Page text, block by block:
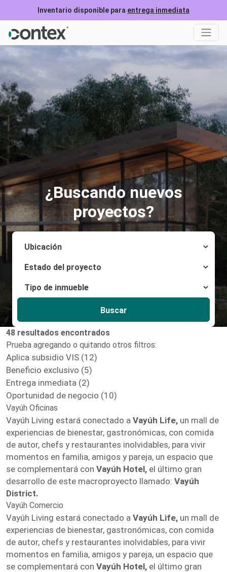
Inventario disponible para entrega inmediata
¿Buscando nuevos
proyectos?
Buscar
48 resultados encontrados
Prueba agregando o quitando otros filtros:
Aplica subsidio VIS (12)
Beneficio exclusivo (5)
Entrega inmediata (2)
Oportunidad de negocio (10)
Vayúh Oficinas
Vayúh Living estará conectado a Vayúh Life, un mall de
experiencias de bienestar, gastronómicas, con comida
de autor, chefs y restaurantes inolvidables, para vivir
momentos en familia, amigos y pareja, un espacio que
se complementará con Vayúh Hotel, el último gran
desarrollo de este macroproyecto llamado: Vayúh
District.
Vayúh Comercio
Vayúh Living estará conectado a Vayúh Life, un mall de
experiencias de bienestar, gastronómicas, con comida
de autor, chefs y restaurantes inolvidables, para vivir
momentos en familia, amigos y pareja, un espacio que
se complementará con Vayúh Hotel, el último gran